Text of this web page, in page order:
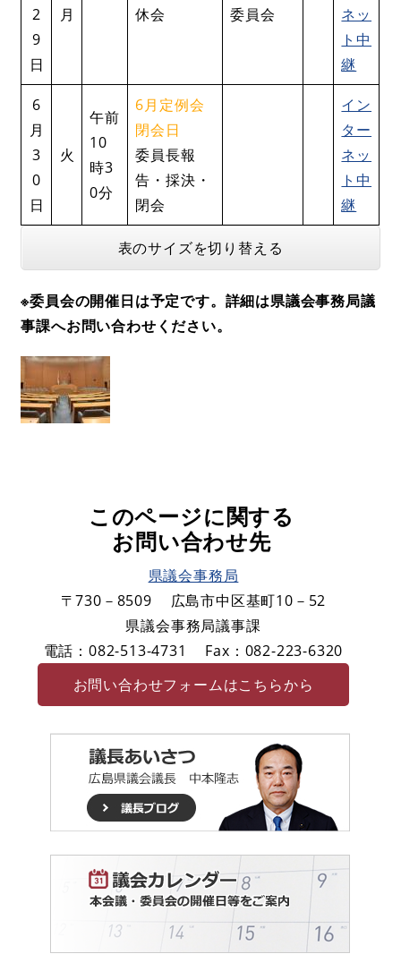
2
9
日
月 休会 委員会
ネッ
ト中
継
6
月
3
0
日
火
午前
10
時3
0分
6月定例会
閉会日
委員長報
告・採決・
閉会
イン
ター
ネッ
ト中
継
表のサイズを切り替える
※委員会の開催日は予定です。詳細は県議会事務局議
事課へお問い合わせください。
このページに関する
お問い合わせ先
県議会事務局
〒730－8509
広島市中区基町10－52
県議会事務局議事課
電話：082-513-4731
Fax：082-223-6320
お問い合わせフォームはこちらから